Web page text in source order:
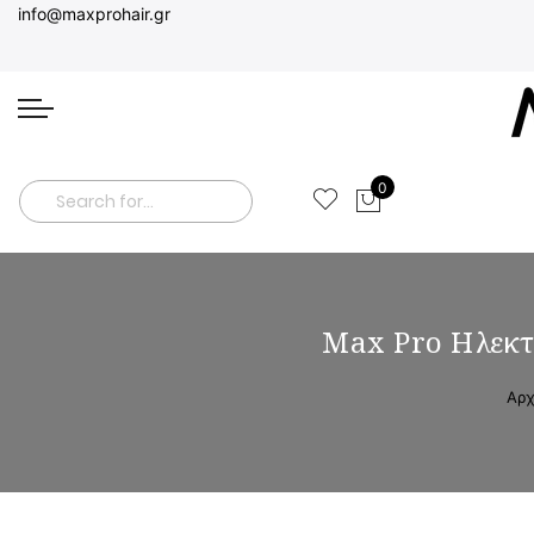
info@maxprohair.gr
0
Max Pro